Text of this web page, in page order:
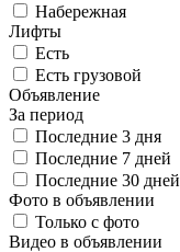
Набережная
Лифты
Есть
Есть грузовой
Объявление
За период
Последние 3 дня
Последние 7 дней
Последние 30 дней
Фото в объявлении
Только с фото
Видео в объявлении